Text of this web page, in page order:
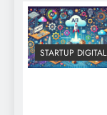
STARTUP DIGITAL